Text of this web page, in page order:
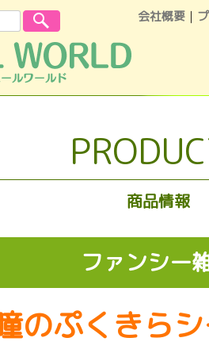
会社概要 ｜
商品情報
ファンシー
のぷくきら